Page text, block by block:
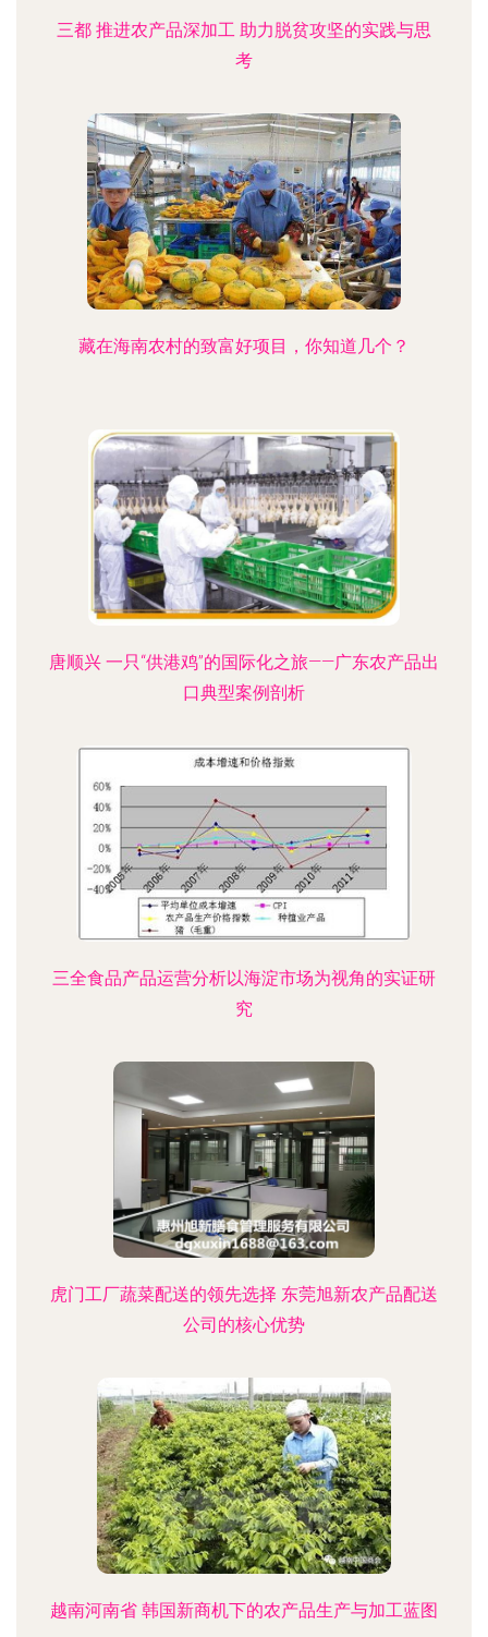
三都 推进农产品深加工 助力脱贫攻坚的实践与思
考
藏在海南农村的致富好项目，你知道几个？
唐顺兴 一只“供港鸡”的国际化之旅——广东农产品出
口典型案例剖析
三全食品产品运营分析以海淀市场为视角的实证研
究
虎门工厂蔬菜配送的领先选择 东莞旭新农产品配送
公司的核心优势
越南河南省 韩国新商机下的农产品生产与加工蓝图